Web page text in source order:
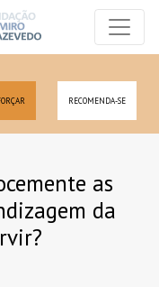
RECOMENDA-SE
as
da